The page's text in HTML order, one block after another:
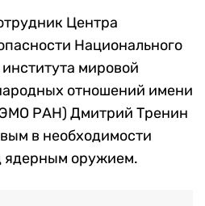
Центра
Национального
мировой
отношений имени
РАН) Дмитрий Тренин
в необходимости
ядерным оружием.